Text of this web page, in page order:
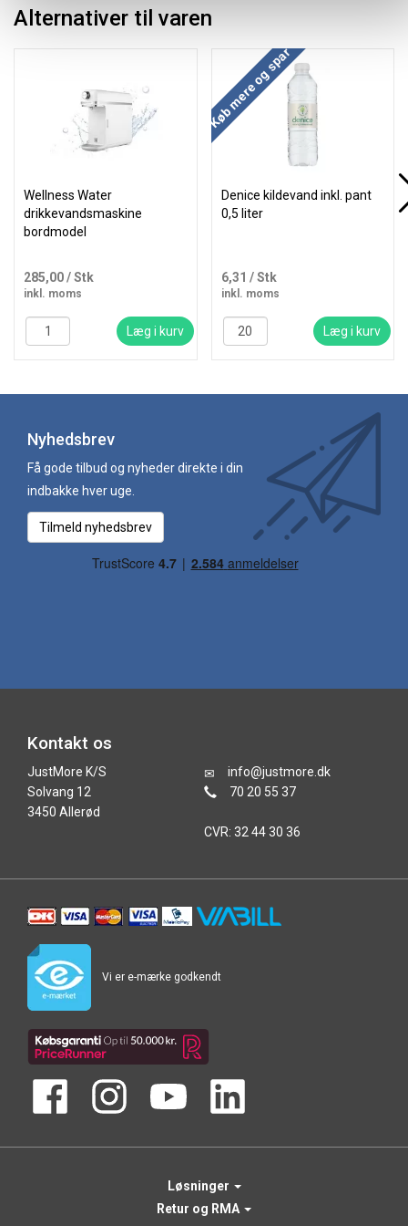
Alternativer til varen
Wellness Water
drikkevandsmaskine
bordmodel
285,00/ Stk
inkl. moms
Læg i kurv
Køb mere og spar
Denice kildevand inkl. pant
0,5 liter
6,31 / Stk
inkl. moms
Læg i kurv
Nyhedsbrev
Få gode tilbud og nyheder direkte i din
indbakke hver uge.
Tilmeld nyhedsbrev
Kontakt os
JustMore K/S
Solvang 12
3450 Allerød
info@justmore.dk
70 20 55 37
CVR: 32 44 30 36
Vi er e-mærke godkendt
Løsninger
Retur og RMA